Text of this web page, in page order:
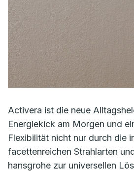
Activera ist die neue
Energiekick am Morgen und
Flexibilität nicht nur durch die
facettenreichen Strahlarten
hansgrohe zur universellen